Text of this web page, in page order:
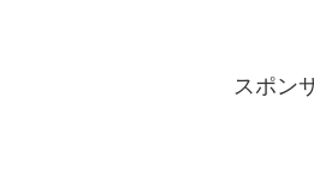
スポン